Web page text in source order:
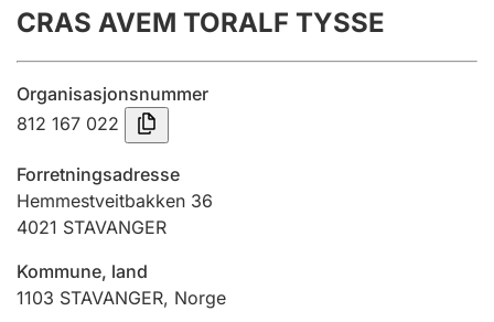
Årsrekneskap
Innsending og forseinkingsgebyr
Tinglysing
Jeger
CRAS AVEM TORALF TYSSE
Organisasjonsnummer
812 167 022
Forretningsadresse
Hemmestveitbakken 36
4021 STAVANGER
Kommune, land
1103 STAVANGER, Norge